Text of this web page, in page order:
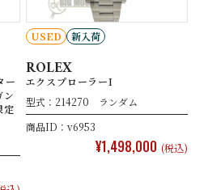
ー
ン
定
USED 新入荷
ROLEX
エクスプローラーI
型式：214270 ランダム
商品ID：v6953
¥1,498,000 (税込)